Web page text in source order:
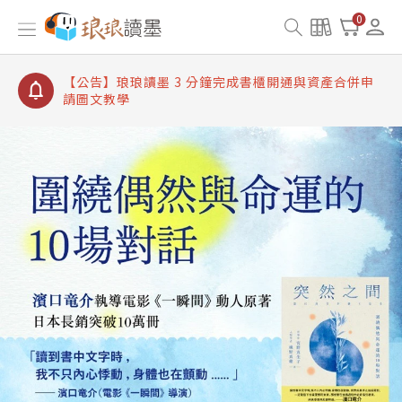
0
【公告】琅琅讀墨書櫃開通常見問題
【公告】琅琅讀墨 3 分鐘完成書櫃開通與資產合併申
【公告】琅琅書店服務升級重要說明及資產合併結果
查詢
【公告】琅琅讀墨數位閱讀資產合併與書櫃開通申請